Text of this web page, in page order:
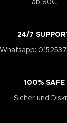
ab 80€
24/7
Whatsapp:
100% SAFE
Sicher und